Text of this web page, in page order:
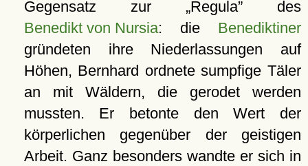
Gegensatz zur
Regula des
Benedikt von Nursia: die Benediktiner
gründeten ihre Niederlassungen auf
Höhen, Bernhard ordnete sumpfige Täler
an mit Wäldern, die gerodet werden
mussten. Er betonte den Wert der
körperlichen gegenüber der geistigen
Arbeit. Ganz besonders wandte er sich in